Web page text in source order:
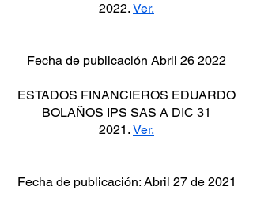
2022. Ver.
Fecha de publicación Abril 26 2022
ESTADOS FINANCIEROS EDUARDO
BOLAÑOS IPS SAS A DIC 31
2021. Ver.
Fecha de publicación: Abril 27 de 2021